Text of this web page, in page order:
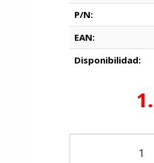
P/N:
EAN:
Disponibilidad: